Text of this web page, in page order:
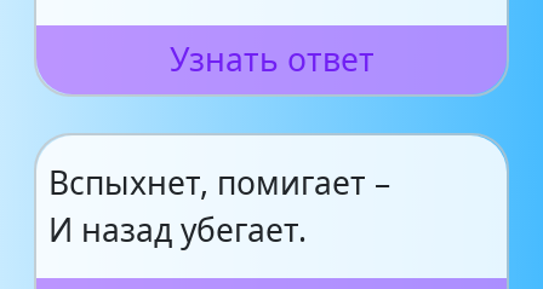
Узнать ответ
Вспыхнет, помигает –
И назад убегает.